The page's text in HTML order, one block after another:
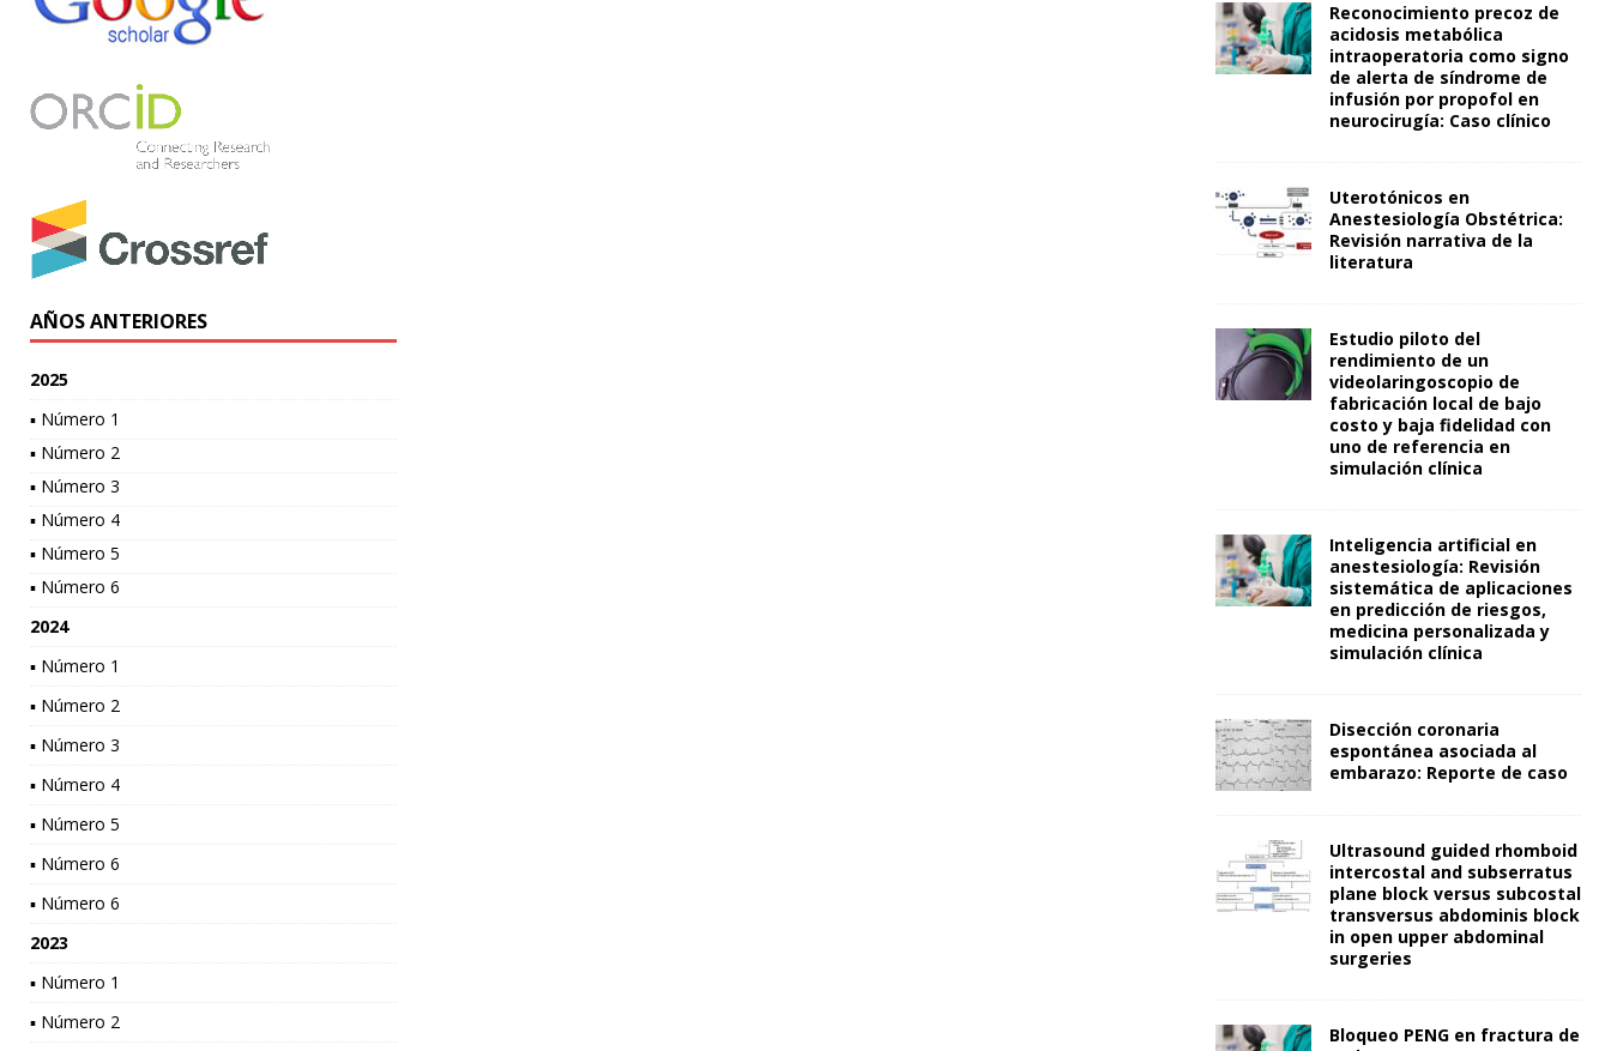
AÑOS ANTERIORES
2025
▪ Número 1
▪ Número 2
▪ Número 3
▪ Número 4
▪ Número 5
▪ Número 6
2024
▪ Número 1
▪ Número 2
▪ Número 3
▪ Número 4
▪ Número 5
▪ Número 6
▪ Número 6
2023
▪ Número 1
▪ Número 2
Reconocimiento precoz de
acidosis metabólica
intraoperatoria como signo
de alerta de síndrome de
infusión por propofol en
neurocirugía: Caso clínico
Uterotónicos en
Anestesiología Obstétrica:
Revisión narrativa de la
literatura
Estudio piloto del
rendimiento de un
videolaringoscopio de
fabricación local de bajo
costo y baja fidelidad con
uno de referencia en
simulación clínica
Inteligencia artificial en
anestesiología: Revisión
sistemática de aplicaciones
en predicción de riesgos,
medicina personalizada y
simulación clínica
Disección coronaria
espontánea asociada al
embarazo: Reporte de caso
Ultrasound guided rhomboid
intercostal and subserratus
plane block versus subcostal
transversus abdominis block
in open upper abdominal
surgeries
Bloqueo PENG en fractura de